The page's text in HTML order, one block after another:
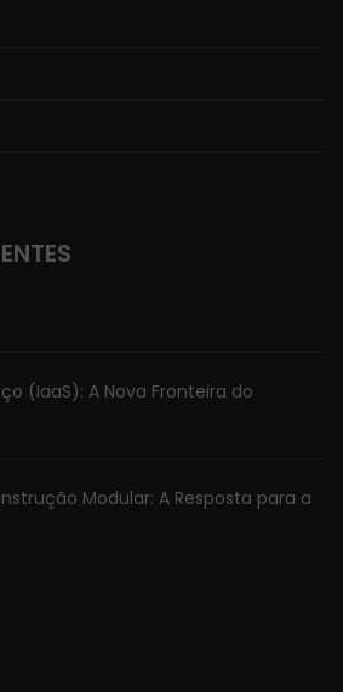
(IaaS): A Nova Fronteira do
Modular: A Resposta para a
Esses cookies